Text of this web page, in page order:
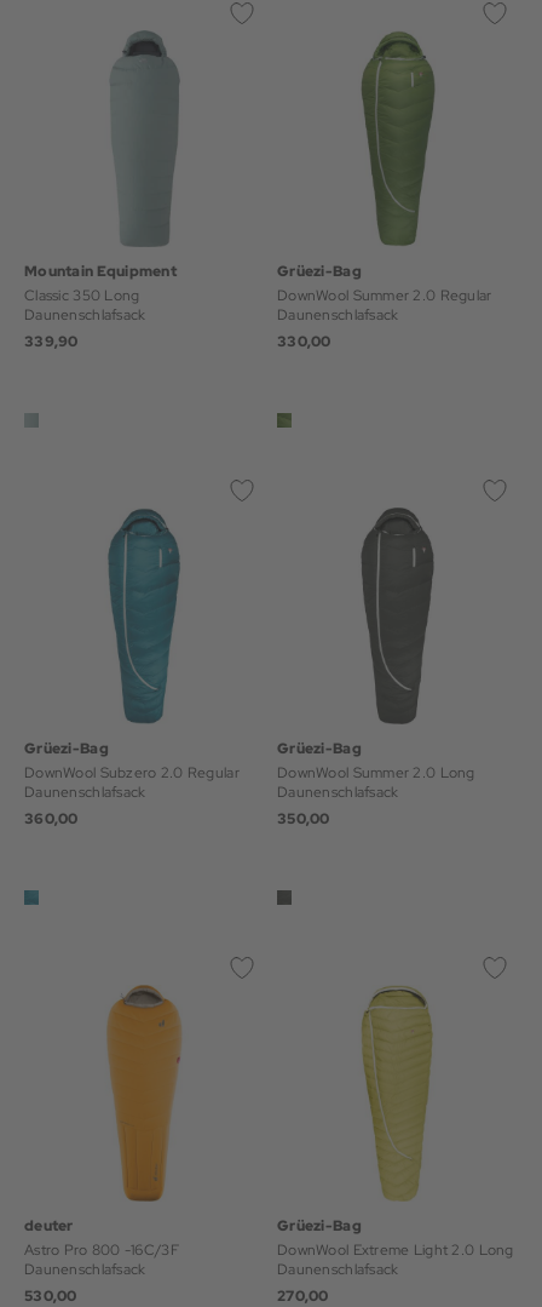
Mountain Equipment
Classic 350 Long
Daunenschlafsack
339,90
Grüezi-Bag
DownWool Summer 2.0 Regular
Daunenschlafsack
330,00
Grüezi-Bag
DownWool Subzero 2.0 Regular
Daunenschlafsack
360,00
Grüezi-Bag
DownWool Summer 2.0 Long
Daunenschlafsack
350,00
deuter
Astro Pro 800 -16C/3F
Daunenschlafsack
530,00
Grüezi-Bag
DownWool Extreme Light 2.0 Long
Daunenschlafsack
270,00